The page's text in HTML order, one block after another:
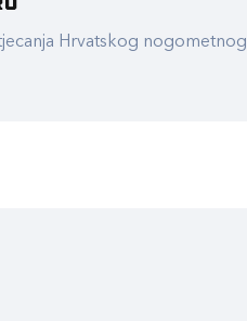
Hrvatskog nogometnog